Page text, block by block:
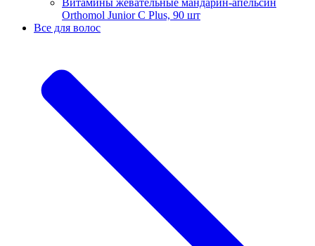
Orthomol Junior C Plus, 90 шт
Все для волос